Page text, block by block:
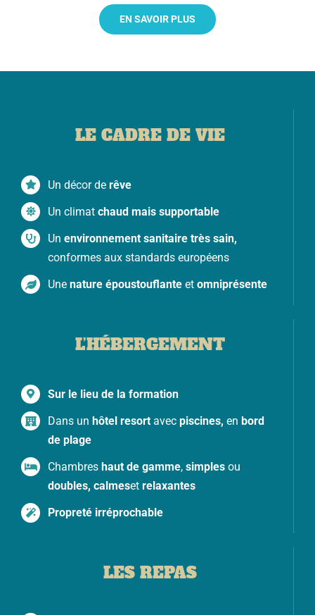
EN SAVOIR PLUS
LE CADRE DE VIE
Un décor derêve
Un climatchaud mais supportable
Un environnement sanitaire très sain,
conformes aux standards européens
Unenature époustouflante etomniprésente
L’HÉBERGEMENT
Sur le lieu de la formation
Dans unhôtel resort avec piscines, enbord
de plage
Chambres haut de gamme,simples ou
doubles, calmesetrelaxantes
Propreté irréprochable
LES REPAS